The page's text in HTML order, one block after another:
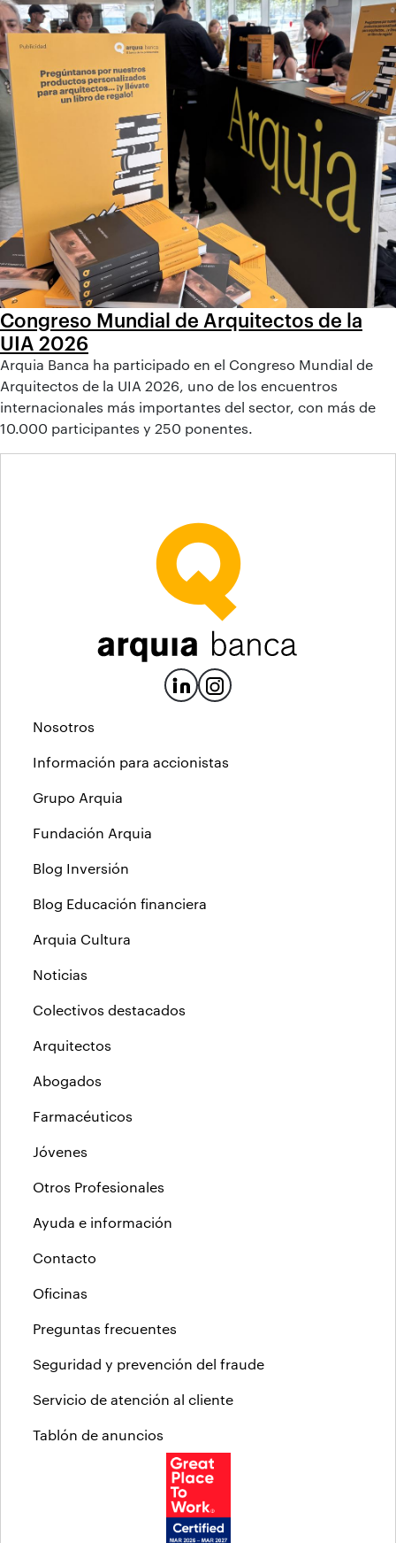
Congreso Mundial de Arquitectos de la
UIA 2026
Arquia Banca ha participado en el Congreso Mundial de
Arquitectos de la UIA 2026, uno de los encuentros
internacionales más importantes del sector, con más de
10.000 participantes y 250 ponentes.
Nosotros
Información para accionistas
Grupo Arquia
Fundación Arquia
Blog Inversión
Blog Educación financiera
Arquia Cultura
Noticias
Colectivos destacados
Arquitectos
Abogados
Farmacéuticos
Jóvenes
Otros Profesionales
Ayuda e información
Contacto
Oficinas
Preguntas frecuentes
Seguridad y prevención del fraude
Servicio de atención al cliente
Tablón de anuncios